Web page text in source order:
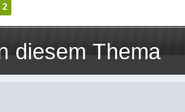
2
diesem Thema